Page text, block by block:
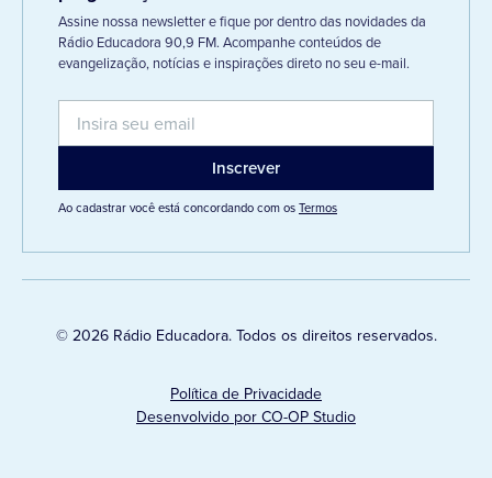
Assine nossa newsletter e fique por dentro das novidades da
Rádio Educadora 90,9 FM. Acompanhe conteúdos de
evangelização, notícias e inspirações direto no seu e-mail.
Ao cadastrar você está concordando com osTermos
© 2026 Rádio Educadora. Todos os direitos reservados.
Política de Privacidade
Desenvolvido por CO-OP Studio